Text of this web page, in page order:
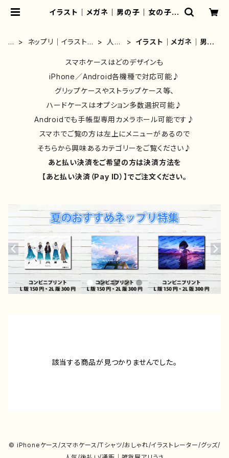
イラスト｜メガネ｜男の子｜女の子｜
ラストレーター/グッズ/人気/後払い/
通販｜雑貨屋アリうさ
ホ
ネップリ｜イラスト｜
｜絵師｜一覧
人・
ラク
ター
イラスト｜メガネ｜男の
｜かわいい
スマホケースはどのデザインも
iPhone／Android各機種で対応可能♪
グリップケースやストラップケース等、
ハードケースはオプション多数選択可能♪
Androidでも手帳型専用カメラホール可能です♪
スマホでご覧の方は左上にメニューがあるので
そちらから興味あるカテゴリーをご覧ください♪
あと払い決済をご希望の方は決済方法を
【あと払い決済（Pay ID）】でご注文ください。
該当する商品が見つかりませんでした。
© iPhoneケース/スマホケース/Tシャツ/おしゃれ/イラストレーター/グッズ/